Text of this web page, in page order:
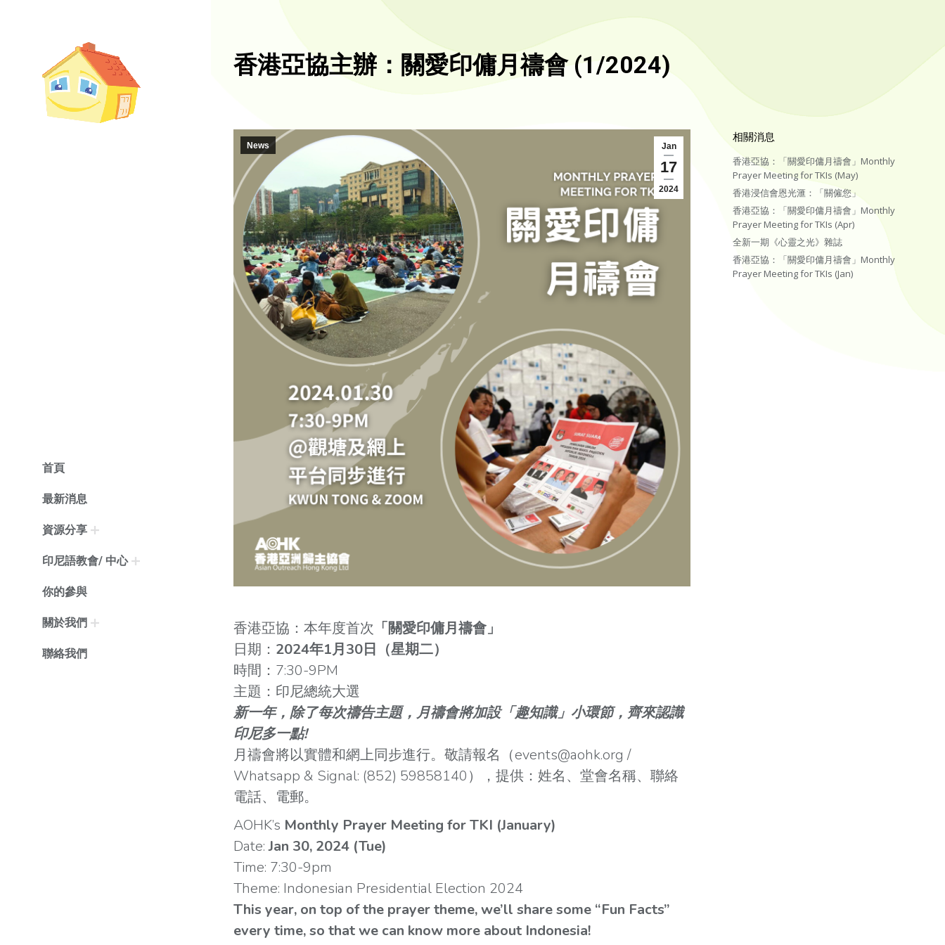
首頁
最新消息
資源分享
印尼語教會/ 中心
你的參與
關於我們
聯絡我們
香港亞協主辦：關愛印傭月禱會 (1/2024)
Jan
17
2024
News
香港亞協：本年度首次 「關愛印傭月禱會」
日期： 2024年1月30日（星期二）
時間：7:30-9PM
主題：印尼總統大選
新一年，除了每次禱告主題，月禱會將加設「趣知識」小環節，齊來認識
印尼多一點!
月禱會將以實體和網上同步進行。敬請報名（events@aohk.org /
Whatsapp & Signal: (852) 59858140），提供：姓名、堂會名稱、聯絡
電話、電郵。
AOHK’s Monthly Prayer Meeting for TKI (January)
Date:Jan 30, 2024 (Tue)
Time: 7:30-9pm
Theme: Indonesian Presidential Election 2024
This year, on top of the prayer theme, we’ll share some “Fun Facts”
every time, so that we can know more about Indonesia!
相關消息
香港亞協：「關愛印傭月禱會」Monthly
Prayer Meeting for TKIs (May)
香港浸信會恩光滙：「關僱您」
香港亞協：「關愛印傭月禱會」Monthly
Prayer Meeting for TKIs (Apr)
全新一期《心靈之光》雜誌
香港亞協：「關愛印傭月禱會」Monthly
Prayer Meeting for TKIs (Jan)